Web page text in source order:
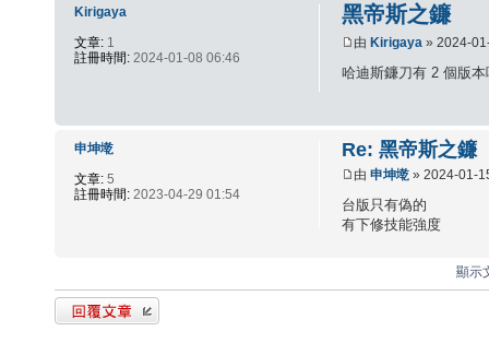
黑帝斯之鐮
由 Kirigaya » 2024-
哈迪斯鐮刀有 2 個版
Kirigaya
文章: 1
註冊時間: 2024-01-08 06:46
Re: 黑帝斯之鐮
由申坤墘 » 2024-01-
台版只有偽的
有下修技能強度
申坤墘
文章: 5
註冊時間: 2023-04-29 01:54
顯示
發表回覆